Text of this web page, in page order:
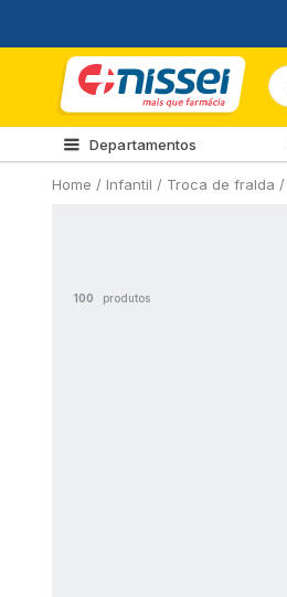
Departamentos
Home / Infantil / Troca de fralda /
100 produtos